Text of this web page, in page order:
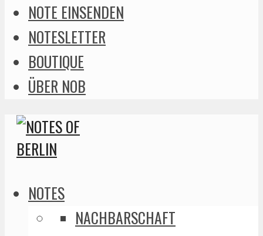
NOTE EINSENDEN
NOTESLETTER
BOUTIQUE
ÜBER NOB
NOTES
NACHBARSCHAFT